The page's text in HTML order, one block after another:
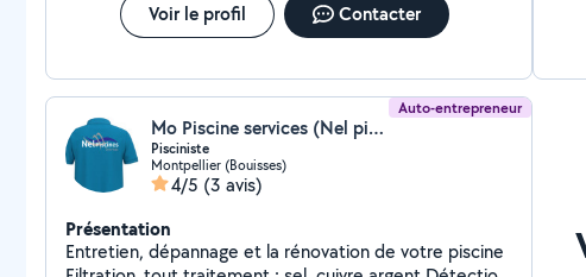
Voir le profil Contacter
Auto-entrepreneur
Mo Piscine services (Nel piscine services)
Pisciniste
Montpellier (Bouisses)
4/5 (3 avis)
Présentation
Entretien, dépannage et la rénovation de votre piscine